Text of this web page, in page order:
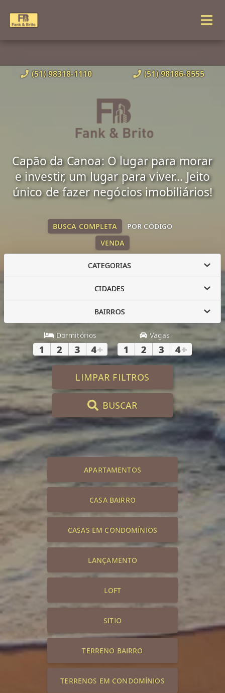
(51) 98318-1110 (51) 98186-8555
Capão da Canoa: O lugar para morar
e investir, um lugar para viver... Jeito
único de fazer negócios imobiliários!
VENDA
BUSCA COMPLETA POR CÓDIGO
CATEGORIAS
CIDADES
BAIRROS
Dormitórios
1 2 3 4+
Vagas
1 2 3 4+
LIMPAR FILTROS
BUSCAR
APARTAMENTOS
CASA BAIRRO
CASAS EM CONDOMÍNIOS
LANÇAMENTO
LOFT
SITIO
TERRENO BAIRRO
TERRENOS EM CONDOMÍNIOS